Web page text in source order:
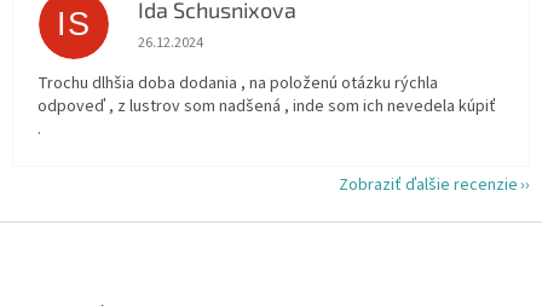
IS Ida Schusnixova
Hodnotenie obchodu je 5 z 5 hviezdičiek.
26.12.2024
Trochu dlhšia doba dodania , na položenú otázku rýchla
odpoveď , z lustrov som nadšená , inde som ich nevedela kúpiť
.
Zobraziť ďalšie recenzie